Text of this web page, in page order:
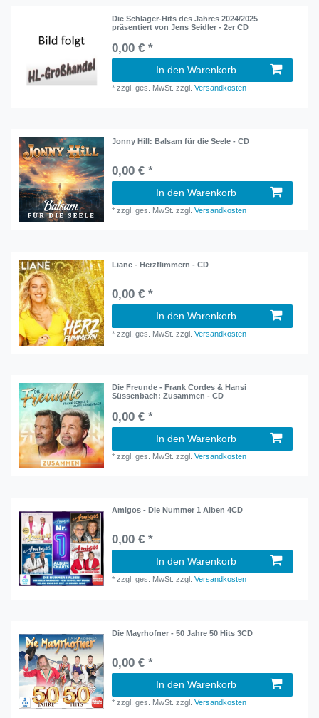
Die Schlager-Hits des Jahres 2024/2025
präsentiert von Jens Seidler - 2er CD
0,00 € *
In den Warenkorb
*zzgl. ges. MwSt. zzgl.Versandkosten
Jonny Hill: Balsam für die Seele - CD
0,00 € *
In den Warenkorb
*zzgl. ges. MwSt. zzgl.Versandkosten
Liane - Herzflimmern - CD
0,00 € *
In den Warenkorb
*zzgl. ges. MwSt. zzgl.Versandkosten
Die Freunde - Frank Cordes & Hansi
Süssenbach: Zusammen - CD
0,00 € *
In den Warenkorb
*zzgl. ges. MwSt. zzgl.Versandkosten
Amigos - Die Nummer 1 Alben 4CD
0,00 € *
In den Warenkorb
*zzgl. ges. MwSt. zzgl.Versandkosten
Die Mayrhofner - 50 Jahre 50 Hits 3CD
0,00 € *
In den Warenkorb
*zzgl. ges. MwSt. zzgl.Versandkosten